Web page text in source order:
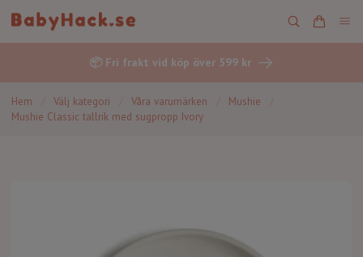
📦 Fri frakt vid köp över 599 kr
Hem Välj kategori Våra varumärken Mushie
Mushie Classic tallrik med sugpropp Ivory